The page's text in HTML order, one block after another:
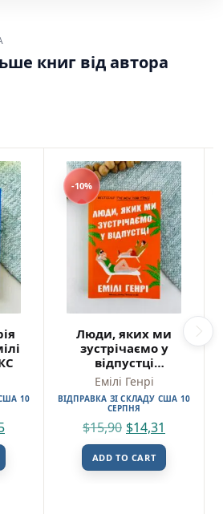
та відправлене через
по США та Канаді.
7)
книг від автора
10
-10%
Люди, яких ми
зустрічаємо у
відпустці
(pocketbook) – Емілі
Генрі – АРТБУКС
Емілі Генрі
ВІДПРАВКА ЗІ СКЛАДУ США 10
СЕРПНЯ
$15,90 $14,31
ADD TO CART